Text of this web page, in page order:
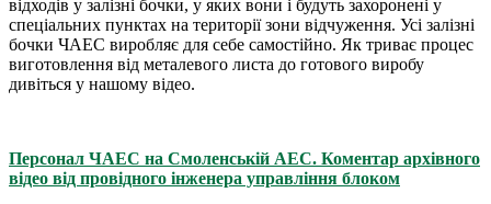
відходів у залізні бочки, у яких вони і будуть захоронені у
спеціальних пунктах на території зони відчуження. Усі залізні
бочки ЧАЕС виробляє для себе самостійно. Як триває процес
виготовлення від металевого листа до готового виробу
дивіться у нашому відео.
Персонал ЧАЕС на Смоленській АЕС. Коментар архівного
відео від провідного інженера управління блоком